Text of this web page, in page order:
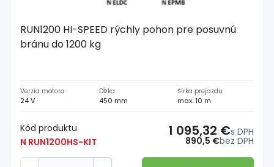
RUN1200 HI-SPEED rýchly pohon pre posuvnú
bránu do 1200 kg
Verzia motora
24 V
Dĺžka
450 mm
Šírka prejazdu
max. 10 m
Kód produktu
N RUN1200HS-KIT
890,5 €bez DPH
1 095,32 €s DPH